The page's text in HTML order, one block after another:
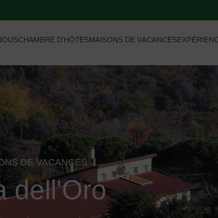
CHAMBRE D’HÔTESMAISONS DE VACANCES
DE VACANCES
dell'Oro